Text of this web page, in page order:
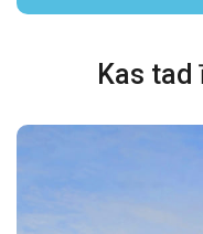
Kas